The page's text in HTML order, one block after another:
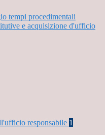
tempi procedimentali
e acquisizione d'ufficio
responsabile 1